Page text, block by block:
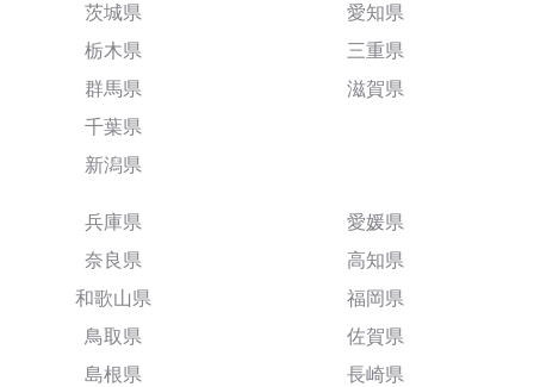
茨城県
栃木県
群馬県
千葉県
新潟県
愛知県
三重県
滋賀県
兵庫県
奈良県
和歌山県
鳥取県
島根県
愛媛県
高知県
福岡県
佐賀県
長崎県